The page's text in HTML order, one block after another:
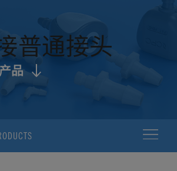
普通接头
品